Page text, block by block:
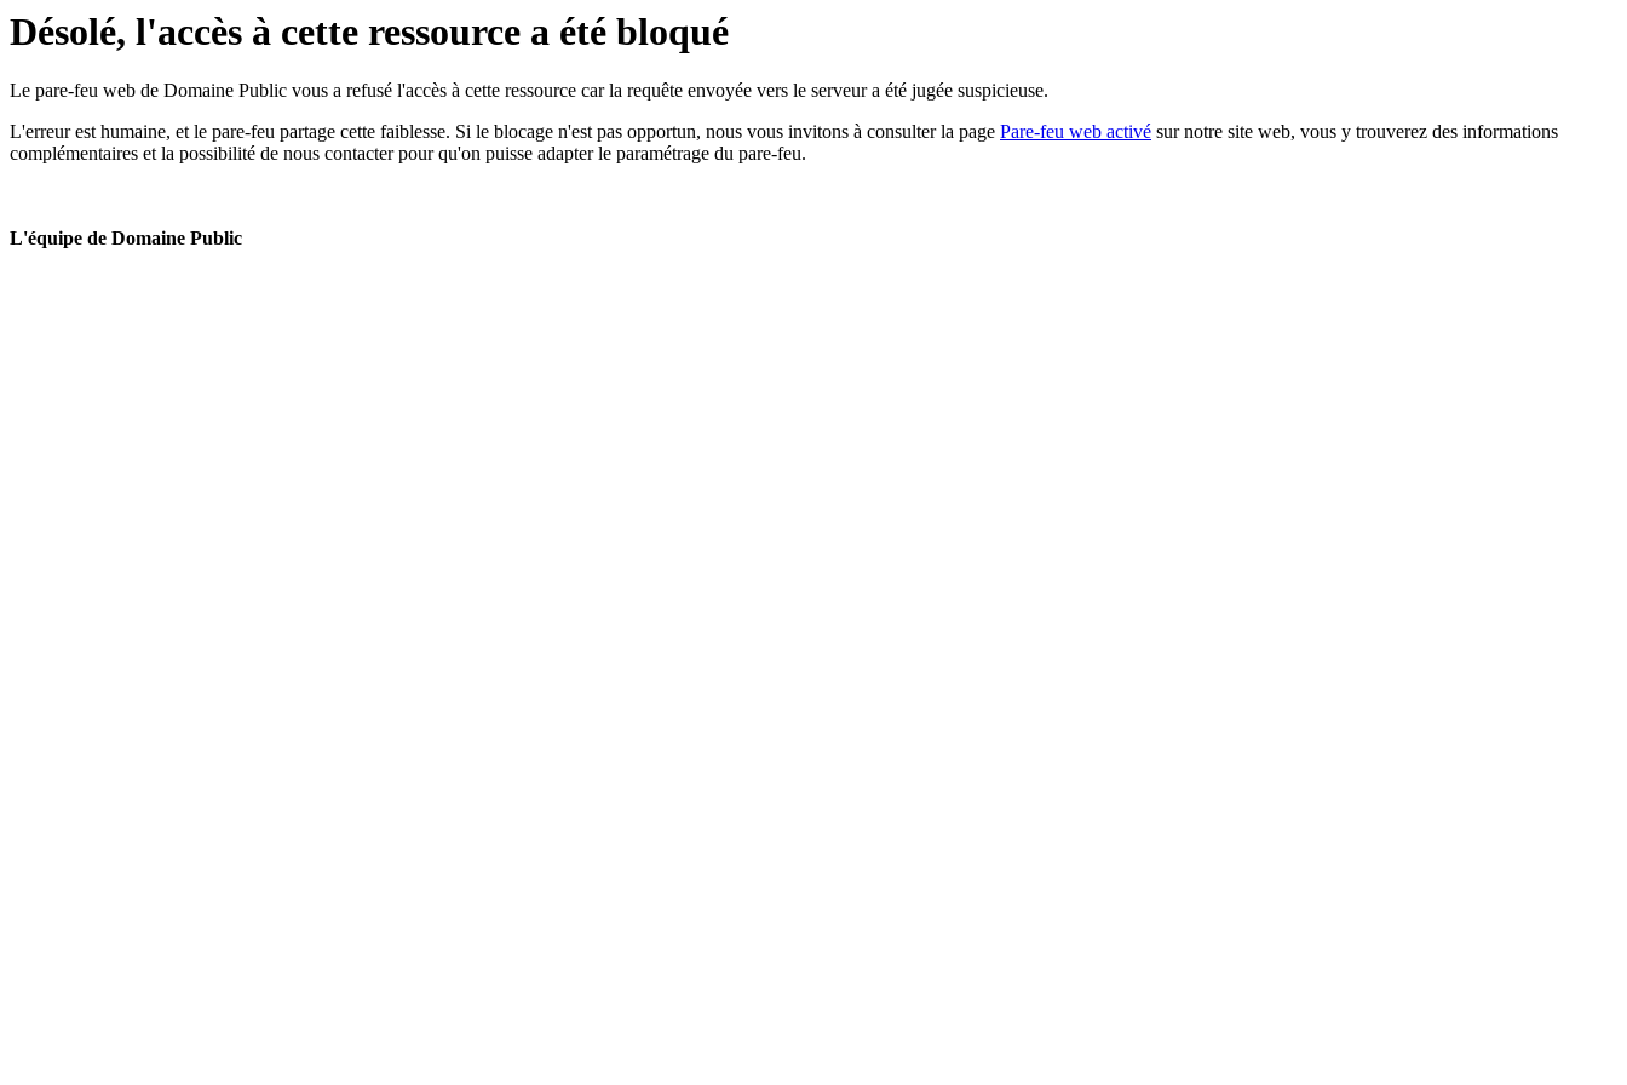
Désolé, l'accès à cette ressource a été bloqué
Le pare-feu web de Domaine Public vous a refusé l'accès à cette ressource car la requête envoyée vers le serveur a été jugée suspicieuse.
L'erreur est humaine, et le pare-feu partage cette faiblesse. Si le blocage n'est pas opportun, nous vous invitons à consulter la page Pare-feu web activé sur notre site web, vous y trouverez des informations
complémentaires et la possibilité de nous contacter pour qu'on puisse adapter le paramétrage du pare-feu.
L'équipe de Domaine Public